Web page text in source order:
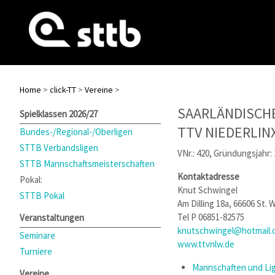
Home > click-TT > Vereine >
Spielklassen 2026/27
Bundes-/Regional-/Oberligen
STTB Verbandsligen
STTB Mannschaftsmeisterschaften
Pokal:
STTB Pokal
Veranstaltungen
Seminare
Turniere
TTV
VNr.: 420, Gründungsjahr:
Kontaktadresse
Knut Schwingel
Am Dilling 18a, 66606 St.
Tel P 06851-82575
www.ttvnlw.de
Mannschaften und